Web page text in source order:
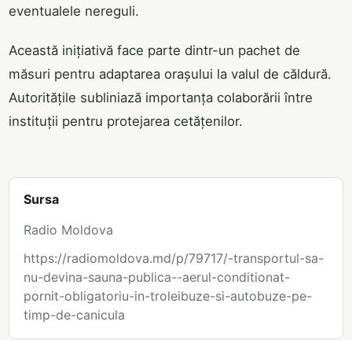
eventualele nereguli.
Această inițiativă face parte dintr-un pachet de
măsuri pentru adaptarea orașului la valul de căldură.
Autoritățile subliniază importanța colaborării între
instituții pentru protejarea cetățenilor.
Sursa
Radio Moldova
https://radiomoldova.md/p/79717/-transportul-sa-
nu-devina-sauna-publica--aerul-conditionat-
pornit-obligatoriu-in-troleibuze-si-autobuze-pe-
timp-de-canicula